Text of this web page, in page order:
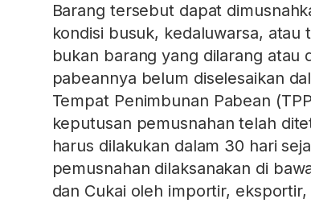
Barang tersebut dapat
kondisi busuk, kedaluwarsa, atau
bukan barang yang dilarang atau
pabeannya belum diselesaikan
Tempat Penimbunan Pabean
keputusan pemusnahan telah
harus dilakukan dalam 30 hari
pemusnahan dilaksanakan di
dan Cukai oleh importir,